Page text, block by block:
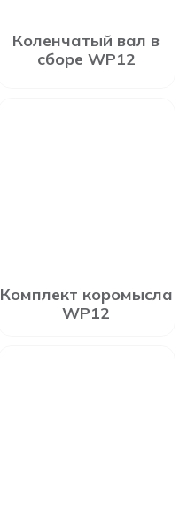
Коленчатый вал в
сборе WP12
Комплект коромысла
WP12